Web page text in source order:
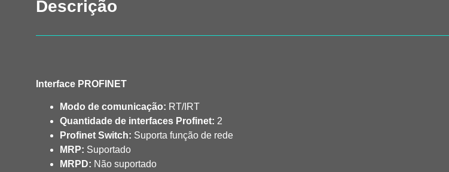
Descrição
Interface PROFINET
Modo de comunicação: RT/IRT
Quantidade de interfaces Profinet: 2
Profinet Switch: Suporta função de rede
MRP: Suportado
MRPD: Não suportado